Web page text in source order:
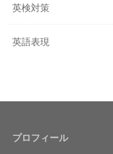
英検対策
英語表現
プロフィール